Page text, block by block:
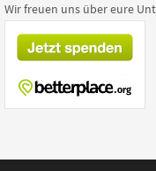
Wir freuen uns über eure